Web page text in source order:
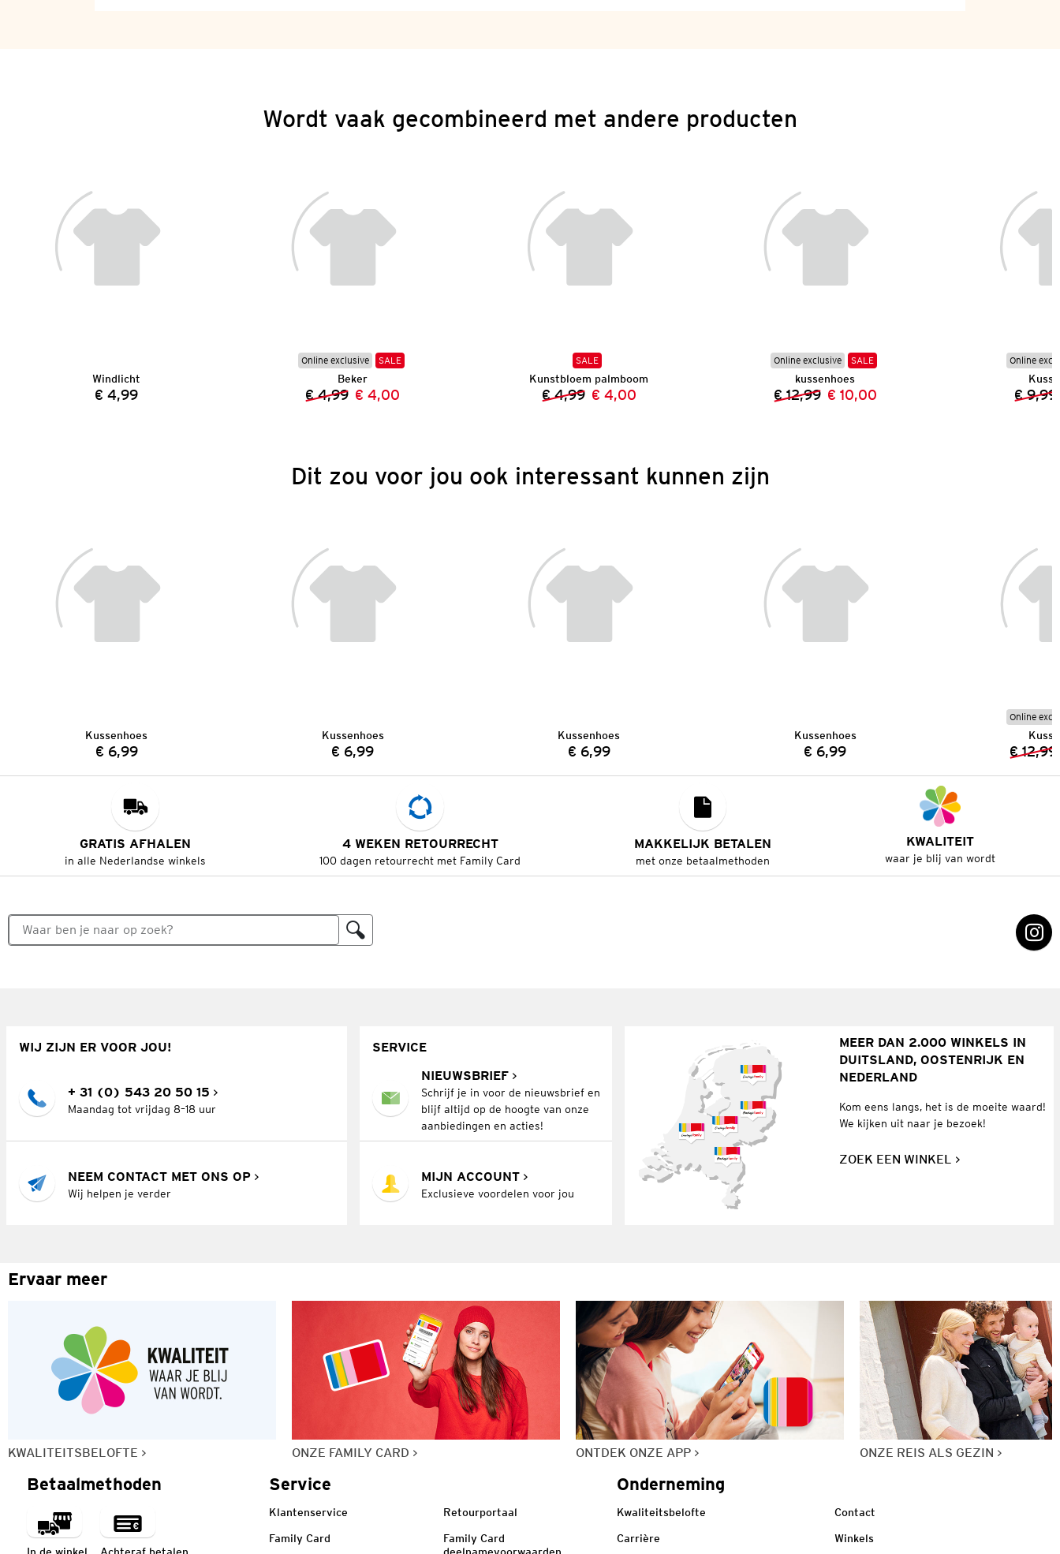
Wordt vaak gecombineerd met andere producten
Windlicht
Prijs:
€ 4,99
Online exclusive SALE
Beker
Vorige prijs:
€ 4,99 Nieuwe prijs:
€ 4,00
SALE
Kunstbloem palmboom
Vorige prijs:
€ 4,99 Nieuwe prijs:
€ 4,00
Online exclusive SALE
kussenhoes
Vorige prijs:
€ 12,99 Nieuwe prijs:
€ 10,00
Online
€ 9,99
Dit zou voor jou ook interessant kunnen zijn
Kussenhoes
Prijs:
€ 6,99
Kussenhoes
Prijs:
€ 6,99
Kussenhoes
Prijs:
€ 6,99
Kussenhoes
Prijs:
€ 6,99
Online
€ 12,99
GRATIS AFHALEN
in alle Nederlandse winkels
4 WEKEN RETOURRECHT
100 dagen retourrecht met Family Card
MAKKELIJK BETALEN
met onze betaalmethoden
KWALITEIT
waar je blij van wordt
WIJ ZIJN ER VOOR JOU!
+ 31 (0) 543 20 50 15
Maandag tot vrijdag 8–18 uur
NEEM CONTACT MET ONS OP
Wij helpen je verder
SERVICE
NIEUWSBRIEF
Schrijf je in voor de nieuwsbrief en
blijf altijd op de hoogte van onze
aanbiedingen en acties!
MIJN ACCOUNT
Exclusieve voordelen voor jou
MEER DAN 2.000 WINKELS IN
DUITSLAND, OOSTENRIJK EN
NEDERLAND
Kom eens langs, het is de moeite waard!
We kijken uit naar je bezoek!
ZOEK EEN WINKEL
Ervaar meer
KWALITEITSBELOFTE ONZE FAMILY CARD ONTDEK ONZE APP ONZE REIS ALS GEZIN
Betaalmethoden Service
Klantenservice Retourportaal
Family Card
Family Card
Onderneming
Kwaliteitsbelofte Contact
Carrière Winkels